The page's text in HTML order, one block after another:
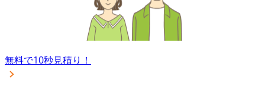
無料で10秒見積り！